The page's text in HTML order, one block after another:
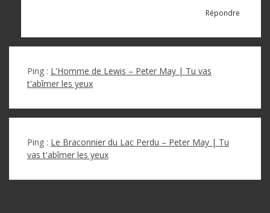
Répondre
Ping : L'Homme de Lewis – Peter May | Tu vas
t'abîmer les yeux
Ping : Le Braconnier du Lac Perdu – Peter May | Tu
vas t'abîmer les yeux